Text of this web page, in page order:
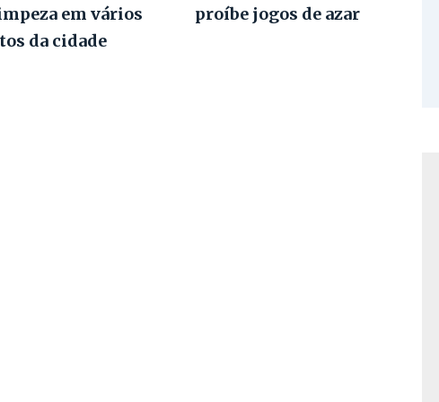
em vários
da cidade
proíbe jogos de azar